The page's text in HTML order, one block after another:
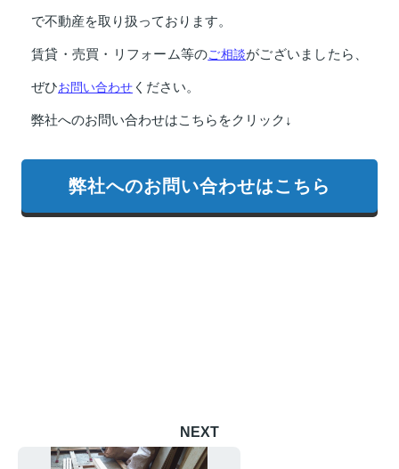
で不動産を取り扱っております。
賃貸・売買・リフォーム等のご相談がございましたら、
ぜひお問い合わせ ください。
弊社へのお問い合わせはこちらをクリック↓
弊社へのお問い合わせはこちら
NEXT